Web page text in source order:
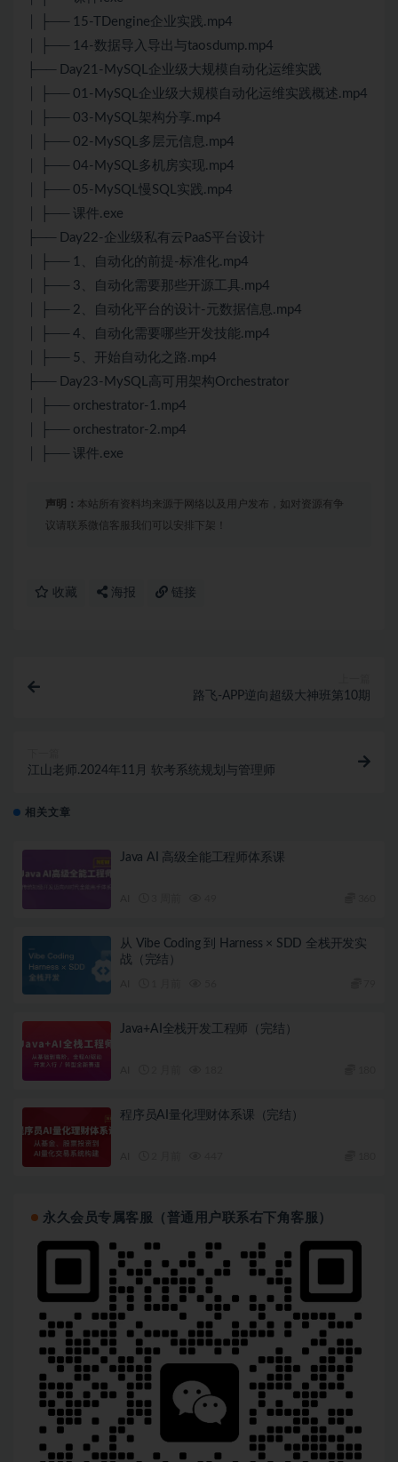
│ ├── 15-TDengine企业实践.mp4
│ ├── 14-数据导入导出与taosdump.mp4
├── Day21-MySQL企业级大规模自动化运维实践
│ ├── 01-MySQL企业级大规模自动化运维实践概述.mp4
│ ├── 03-MySQL架构分享.mp4
│ ├── 02-MySQL多层元信息.mp4
│ ├── 04-MySQL多机房实现.mp4
│ ├── 05-MySQL慢SQL实践.mp4
│ ├── 课件.exe
├── Day22-企业级私有云PaaS平台设计
│ ├── 1、自动化的前提-标准化.mp4
│ ├── 3、自动化需要那些开源工具.mp4
│ ├── 2、自动化平台的设计-元数据信息.mp4
│ ├── 4、自动化需要哪些开发技能.mp4
│ ├── 5、开始自动化之路.mp4
├── Day23-MySQL高可用架构Orchestrator
│ ├── orchestrator-1.mp4
│ ├── orchestrator-2.mp4
│ ├── 课件.exe
声明： 本站所有资料均来源于网络以及用户发布，如对资源有争
议请联系微信客服我们可以安排下架！
收藏 海报 链接
路飞-APP逆向超级大神班第10期
江山老师.2024年11月 软考系统规划与管理师
相关文章
Java AI 高级全能工程师体系课
从 Vibe Coding 到 Harness × SDD 全栈开发实
战（完结）
Java+AI全栈开发工程师（完结）
程序员AI量化理财体系课（完结）
永久会员专属客服（普通用户联系右下角客服）